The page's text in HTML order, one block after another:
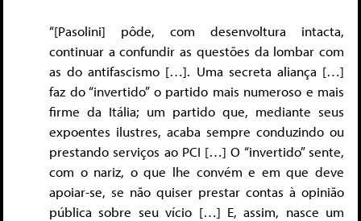
“[Pasolini] pôde, com desenvoltura intacta,
continuar a confundir as questões da lombar com
as do antifascismo […]. Uma secreta aliança […]
faz do “invertido” o partido mais numeroso e mais
firme da Itália; um partido que, mediante seus
expoentes ilustres, acaba sempre conduzindo ou
prestando serviços ao PCI […] O “invertido” sente,
com o nariz, o que lhe convém e em que deve
apoiar-se, se não quiser prestar contas à opinião
pública sobre seu vício […] E, assim, nasce um